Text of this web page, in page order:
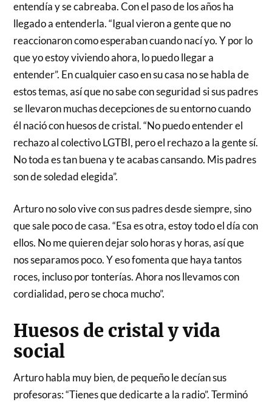
entendía y se cabreaba. Con el paso de los años ha
llegado a entenderla. “Igual vieron a gente que no
reaccionaron como esperaban cuando nací yo. Y por lo
que yo estoy viviendo ahora, lo puedo llegar a
entender”. En cualquier caso en su casa no se habla de
estos temas, así que no sabe con seguridad si sus padres
se llevaron muchas decepciones de su entorno cuando
él nació con huesos de cristal. “No puedo entender el
rechazo al colectivo LGTBI, pero el rechazo a la gente sí.
No toda es tan buena y te acabas cansando. Mis padres
son de soledad elegida”.
Arturo no solo vive con sus padres desde siempre, sino
que sale poco de casa. “Esa es otra, estoy todo el día con
ellos. No me quieren dejar solo horas y horas, así que
nos separamos poco. Y eso fomenta que haya tantos
roces, incluso por tonterías. Ahora nos llevamos con
cordialidad, pero se choca mucho”.
Huesos de cristal y vida
social
Arturo habla muy bien, de pequeño le decían sus
profesoras: “Tienes que dedicarte a la radio”. Terminó